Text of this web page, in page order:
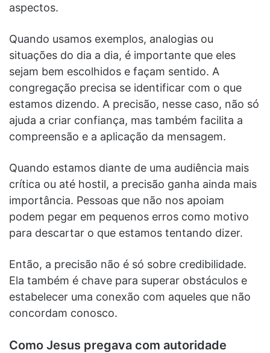
aspectos.
Quando usamos exemplos, analogias ou
situações do dia a dia, é importante que eles
sejam bem escolhidos e façam sentido. A
congregação precisa se identificar com o que
estamos dizendo. A precisão, nesse caso, não só
ajuda a criar confiança, mas também facilita a
compreensão e a aplicação da mensagem.
Quando estamos diante de uma audiência mais
crítica ou até hostil, a precisão ganha ainda mais
importância. Pessoas que não nos apoiam
podem pegar em pequenos erros como motivo
para descartar o que estamos tentando dizer.
Então, a precisão não é só sobre credibilidade.
Ela também é chave para superar obstáculos e
estabelecer uma conexão com aqueles que não
concordam conosco.
Como Jesus pregava com autoridade